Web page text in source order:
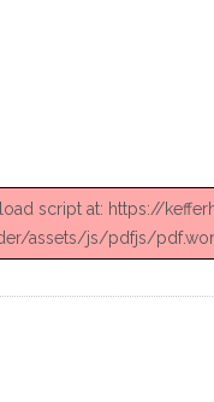
load script at: https://
assets/js/pdfjs/